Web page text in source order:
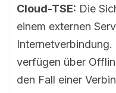
Cloud-TSE: Die
einem externen
verfügen über
den Fall einer